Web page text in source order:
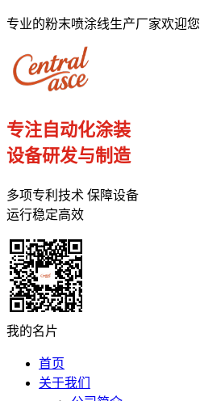
专业的粉末喷涂线生产厂家欢迎您
专注自动化涂装
设备研发与制造
多项专利技术 保障设备
运行稳定高效
我的名片
首页
关于我们